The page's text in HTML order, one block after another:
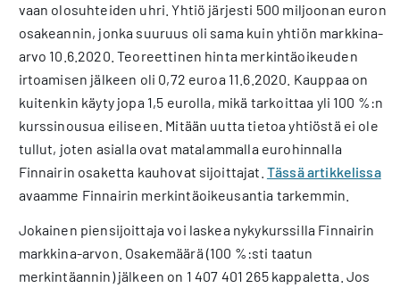
vaan olosuhteiden uhri. Yhtiö järjesti 500 miljoonan euron
osakeannin, jonka suuruus oli sama kuin yhtiön markkina-
arvo 10.6.2020. Teoreettinen hinta merkintäoikeuden
irtoamisen jälkeen oli 0,72 euroa 11.6.2020. Kauppaa on
kuitenkin käyty jopa 1,5 eurolla, mikä tarkoittaa yli 100 %:n
kurssinousua eiliseen. Mitään uutta tietoa yhtiöstä ei ole
tullut, joten asialla ovat matalammalla eurohinnalla
Finnairin osaketta kauhovat sijoittajat. Tässä artikkelissa
avaamme Finnairin merkintäoikeusantia tarkemmin.
Jokainen piensijoittaja voi laskea nykykurssilla Finnairin
markkina-arvon. Osakemäärä (100 %:sti taatun
merkintäannin) jälkeen on 1 407 401 265 kappaletta. Jos